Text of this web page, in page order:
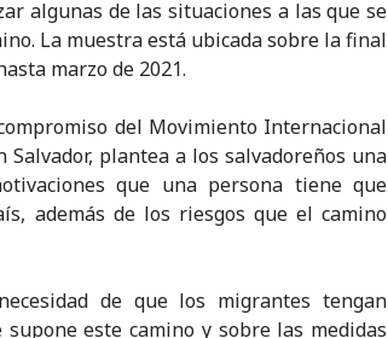
algunas de las situaciones a las que se
La muestra está ubicada sobre la final
marzo de 2021.
del Movimiento Internacional
Salvador, plantea a los salvadoreños una
que una persona tiene que
además de los riesgos que el camino
de que los migrantes tengan
este camino y sobre las medidas